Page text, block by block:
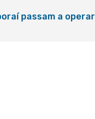
passam a operar